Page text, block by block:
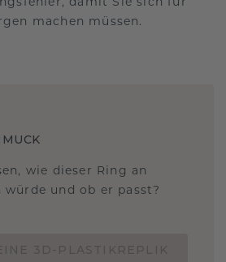
damit Sie sich für
machen müssen.
wie dieser Ring an
würde und ob er passt?